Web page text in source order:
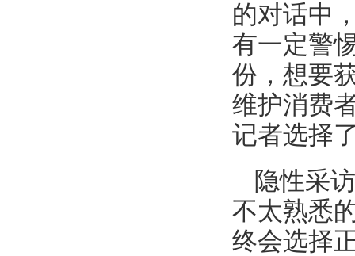
的对话中
有一定警
份，想要
维护消费
记者选择
隐性采
不太熟悉
终会选择